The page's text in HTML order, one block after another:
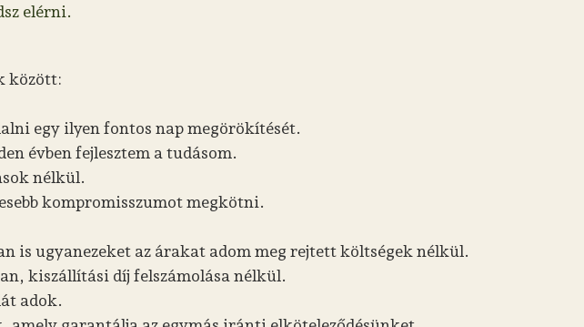
elérni.
között:
egy ilyen fontos nap megörökítését.
évben fejlesztem a tudásom.
nélkül.
kompromisszumot megkötni.
is ugyanezeket az árakat adom meg rejtett költségek nélkül.
kiszállítási díj felszámolása nélkül.
adok.